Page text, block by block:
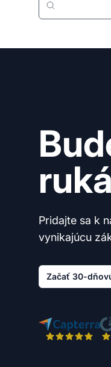
Pridajte sa k
vynikajúcu
Začať 30-